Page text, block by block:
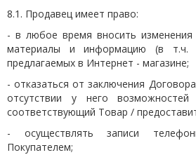
8.1. Продавец имеет право:
- в любое время вносить
материалы и информацию (в
предлагаемых в Интернет - магазине;
- отказаться от заключения
отсутствии у него возможностей
соответствующий Товар /
- осуществлять записи
Покупателем;